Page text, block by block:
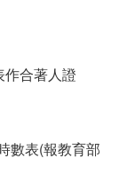
合著人證
數表(報教育部